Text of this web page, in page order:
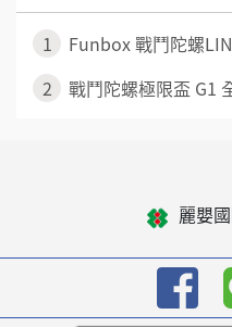
1
Funbox 戰鬥陀螺
2
戰鬥陀螺極限盃 G1
麗嬰